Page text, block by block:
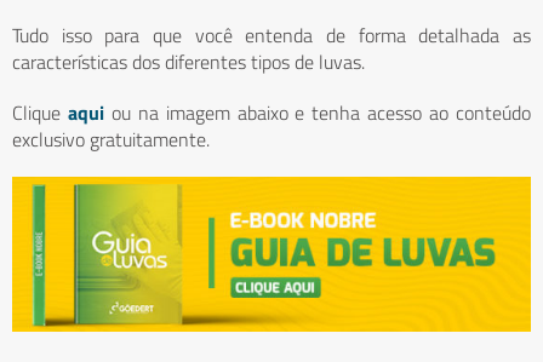
Tudo isso para que você entenda de forma detalhada as
características dos diferentes tipos de luvas.
Clique aquiou na imagem abaixo e tenha acesso ao conteúdo
exclusivo gratuitamente.